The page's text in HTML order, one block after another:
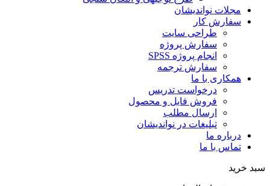
مجلات نواندیشان
سفارش کار
طراحی سایت
سفارش پروژه
انجام پروژه SPSS
سفارش ترجمه
همکاری با ما
درخواست تدریس
فروش فایل و محصول
ارسال مطلب
تبلیغات در نواندیشان
درباره ما
تماس با ما